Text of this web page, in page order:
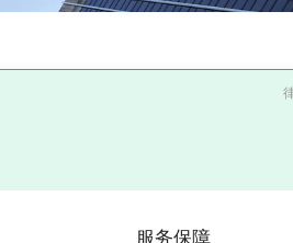
服务保障